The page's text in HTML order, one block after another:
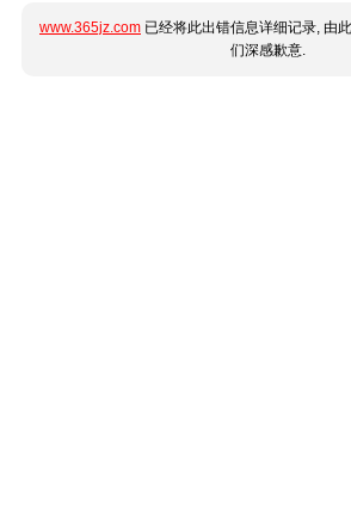
www.365jz.com 已经将此出错信息详细记录, 由
们深感歉意.